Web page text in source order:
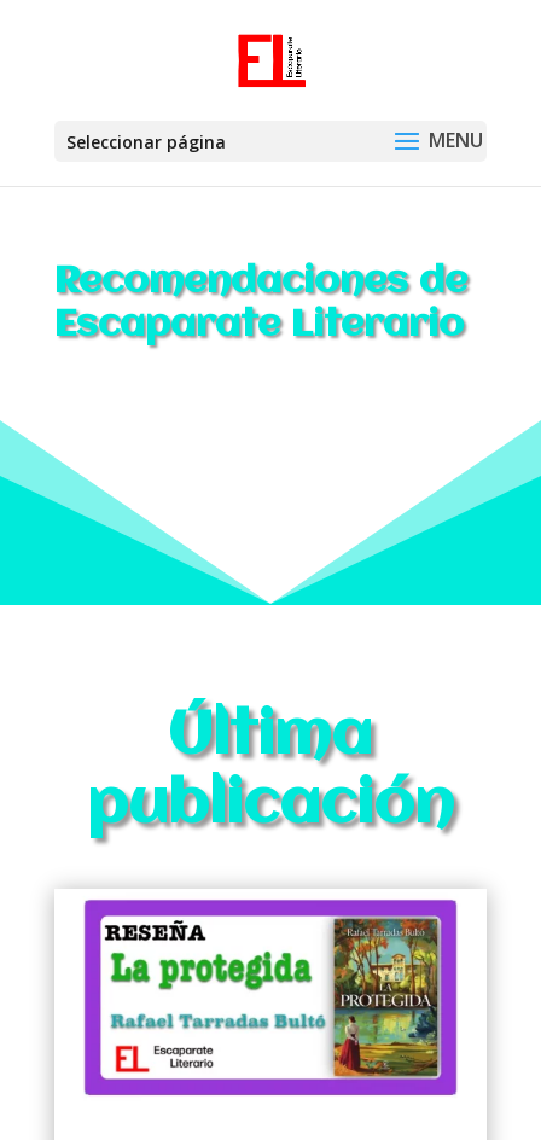
Seleccionar página
Recomendaciones de
Escaparate Literario
Última
publicación